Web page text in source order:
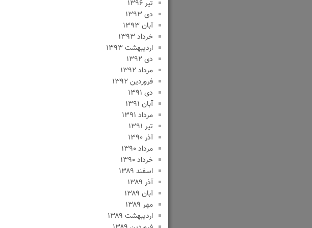
تیر ۱۳۹۶
دی ۱۳۹۳
آبان ۱۳۹۳
خرداد ۱۳۹۳
اردیبهشت ۱۳۹۳
دی ۱۳۹۲
مرداد ۱۳۹۲
فروردین ۱۳۹۲
دی ۱۳۹۱
آبان ۱۳۹۱
مرداد ۱۳۹۱
تیر ۱۳۹۱
آذر ۱۳۹۰
مرداد ۱۳۹۰
خرداد ۱۳۹۰
اسفند ۱۳۸۹
آذر ۱۳۸۹
آبان ۱۳۸۹
مهر ۱۳۸۹
اردیبهشت ۱۳۸۹